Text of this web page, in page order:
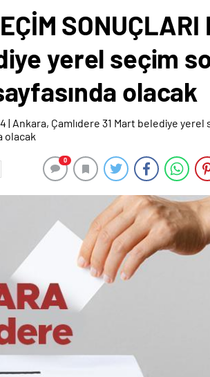
yerel seçim
olacak
0